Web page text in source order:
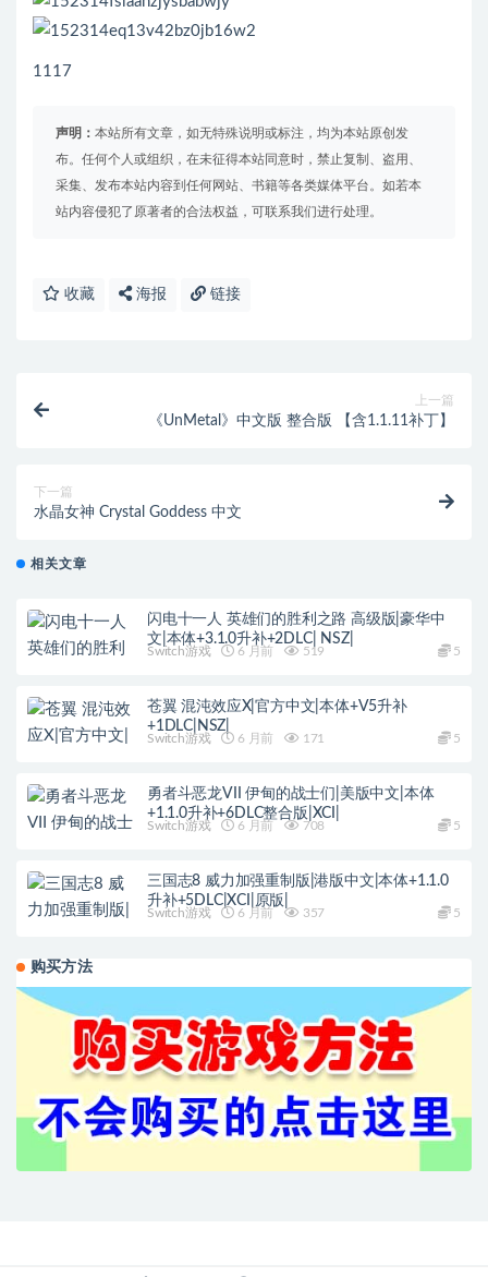
1117
声明： 本站所有文章，如无特殊说明或标注，均为本站原创发
布。任何个人或组织，在未征得本站同意时，禁止复制、盗用、
采集、发布本站内容到任何网站、书籍等各类媒体平台。如若本
站内容侵犯了原著者的合法权益，可联系我们进行处理。
收藏 海报 链接
上一篇
《UnMetal》中文版 整合版 【含1.1.11补丁】
下一篇
水晶女神 Crystal Goddess 中文
相关文章
闪电十一人 英雄们的胜利之路 高级版|豪华中
文|本体+3.1.0升补+2DLC| NSZ|
Switch游戏 6 月前 519 5
苍翼 混沌效应X|官方中文|本体+V5升补
+1DLC|NSZ|
Switch游戏 6 月前 171 5
勇者斗恶龙VII 伊甸的战士们|美版中文|本体
+1.1.0升补+6DLC整合版|XCI|
Switch游戏 6 月前 708 5
三国志8 威力加强重制版|港版中文|本体+1.1.0
升补+5DLC|XCI|原版|
Switch游戏 6 月前 357 5
购买方法